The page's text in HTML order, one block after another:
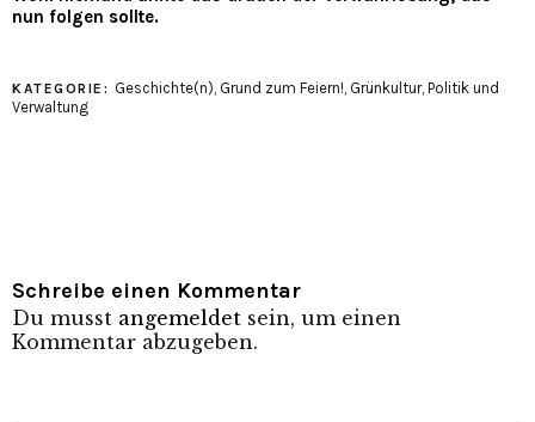
nun folgen sollte.
KATEGORIE: Geschichte(n), Grund zum Feiern!, Grünkultur, Politik und
Verwaltung
Schreibe einen Kommentar
Du musst angemeldet sein, um einen
Kommentar abzugeben.